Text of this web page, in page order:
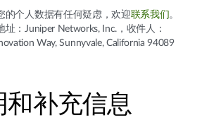
的个人数据有任何疑虑，欢迎联系我们。
：Juniper Networks, Inc.，收件人：
Way, Sunnyvale, California 94089
和补充信息